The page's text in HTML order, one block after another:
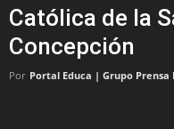
Católica de la
Concepción
Por Portal Educa | Grupo Prensa